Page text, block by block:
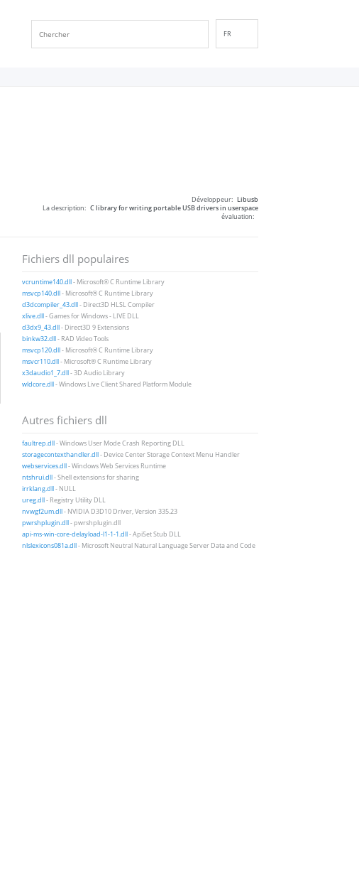
FR
NN
Développeur: Libusb
La description: C library for writing portable USB drivers in userspace
évaluation:
Fichiers dll populaires
vcruntime140.dll- Microsoft® C Runtime Library
msvcp140.dll- Microsoft® C Runtime Library
d3dcompiler_43.dll- Direct3D HLSL Compiler
xlive.dll- Games for Windows - LIVE DLL
d3dx9_43.dll- Direct3D 9 Extensions
binkw32.dll- RAD Video Tools
msvcp120.dll- Microsoft® C Runtime Library
msvcr110.dll- Microsoft® C Runtime Library
x3daudio1_7.dll- 3D Audio Library
wldcore.dll- Windows Live Client Shared Platform Module
Autres fichiers dll
faultrep.dll- Windows User Mode Crash Reporting DLL
storagecontexthandler.dll- Device Center Storage Context Menu Handler
webservices.dll- Windows Web Services Runtime
ntshrui.dll- Shell extensions for sharing
irrklang.dll- NULL
ureg.dll- Registry Utility DLL
nvwgf2um.dll- NVIDIA D3D10 Driver, Version 335.23
pwrshplugin.dll- pwrshplugin.dll
api-ms-win-core-delayload-l1-1-1.dll- ApiSet Stub DLL
nlslexicons081a.dll- Microsoft Neutral Natural Language Server Data and Code